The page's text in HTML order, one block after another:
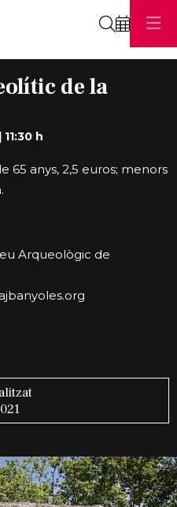
de la
11:30 h
65 anys, 2,5 euros; menors
Arqueològic de